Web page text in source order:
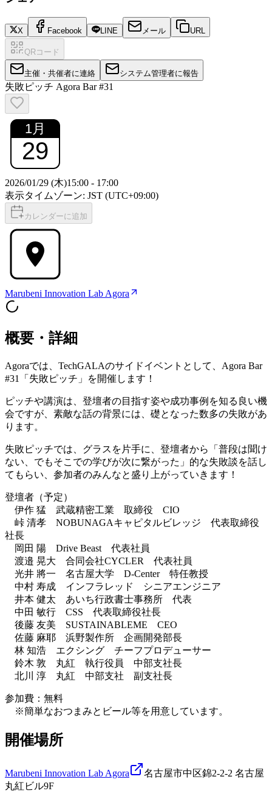
X Facebook LINE メール URL
QRコード
主催・共催者に連絡 システム管理者に報告
失敗ピッチ Agora Bar #31
1月
29
2026/01/29 (木)15:00 - 17:00
表示タイムゾーン: JST (UTC+09:00)
カレンダーに追加
Marubeni Innovation Lab Agora
概要・詳細
Agoraでは、TechGALAのサイドイベントとして、Agora Bar
#31「失敗ピッチ」を開催します！
ピッチや講演は、登壇者の目指す姿や成功事例を知る良い機
会ですが、素敵な話の背景には、礎となった数多の失敗があ
ります。
失敗ピッチでは、グラスを片手に、登壇者から「普段は聞け
ない、でもそこでの学びが次に繋がった」的な失敗談を話し
てもらい、参加者のみんなと盛り上がっていきます！
登壇者（予定）
伊作 猛 武蔵精密工業 取締役 CIO
峠 清孝 NOBUNAGAキャピタルビレッジ 代表取締役
社長
岡田 陽 Drive Beast 代表社員
渡邉 晃大 合同会社CYCLER 代表社員
光井 將一 名古屋大学 D-Center 特任教授
中村 寿成 インフラレッド シニアエンジニア
井本 健太 あいち行政書士事務所 代表
中田 敏行 CSS 代表取締役社長
後藤 友美 SUSTAINABLEME CEO
佐藤 麻耶 浜野製作所 企画開発部長
林 知浩 エクシング チーフプロデューサー
鈴木 敦 丸紅 執行役員 中部支社長
北川 淳 丸紅 中部支社 副支社長
参加費：無料
※簡単なおつまみとビール等を用意しています。
開催場所
Marubeni Innovation Lab Agora
名古屋市中区錦2-2-2 名古屋
丸紅ビル9F